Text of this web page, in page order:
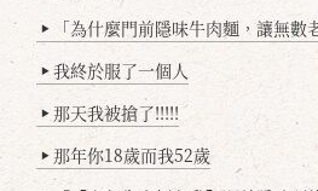
▶ 「為什麼門前隱味牛肉麵，讓無數老饕邊
▶ 我終於服了一個人
▶ 那天我被搶了!!!!!
▶ 那年你18歲而我52歲